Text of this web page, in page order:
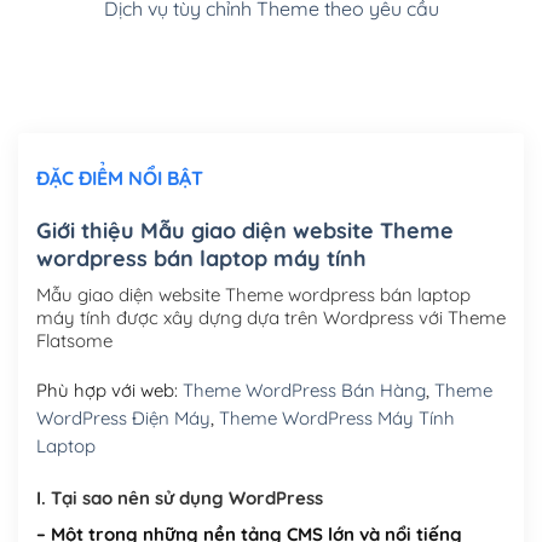
Cài đặt SMTP Mail cho site Wordpress(+100,000₫)
Mua thêm Host + Tên miền
Tên miền quốc tế .com .net .org (1 năm)
Tên miền Việt Nam .vn (1 năm)(+550,000₫)
Hosting 2GB SSD (1 năm)(+450,000₫)
Hosting 5GB SSD (1 năm) (+650,000₫)
Hosting 8GB SSD (1 năm)
Dịch vụ tùy chỉnh Theme theo yêu cầu
ĐẶC ĐIỂM NỔI BẬT
Giới thiệu Mẫu giao diện website Theme
wordpress bán laptop máy tính
Mẫu giao diện website Theme wordpress bán laptop
máy tính được xây dựng dựa trên Wordpress với Theme
Flatsome
Phù hợp với web: Theme WordPress Bán Hàng, Theme
WordPress Điện Máy, Theme WordPress Máy Tính
Laptop
I. Tại sao nên sử dụng WordPress
– Một trong những nền tảng CMS lớn và nổi tiếng